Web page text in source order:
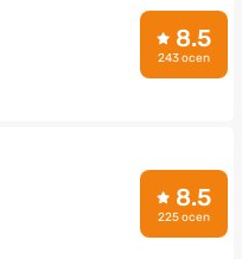
8.5
243 ocen
8.5
225 ocen